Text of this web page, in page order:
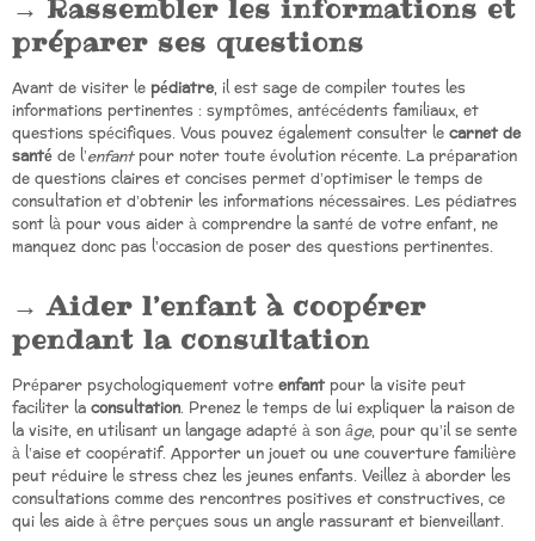
Rassembler les informations et
préparer ses questions
Avant de visiter le pédiatre, il est sage de compiler toutes les
informations pertinentes : symptômes, antécédents familiaux, et
questions spécifiques. Vous pouvez également consulter lecarnet de
santéde l’enfantpour noter toute évolution récente. La préparation
de questions claires et concises permet d’optimiser le temps de
consultation et d’obtenir les informations nécessaires. Les pédiatres
sont là pour vous aider à comprendre la santé de votre enfant, ne
manquez donc pas l’occasion de poser des questions pertinentes.
Aider l’enfant à coopérer
pendant la consultation
Préparer psychologiquement votreenfant pour la visite peut
faciliter laconsultation. Prenez le temps de lui expliquer la raison de
la visite, en utilisant un langage adapté à sonâge, pour qu’il se sente
à l’aise et coopératif. Apporter un jouet ou une couverture familière
peut réduire le stress chez les jeunes enfants. Veillez à aborder les
consultations comme des rencontres positives et constructives, ce
qui les aide à être perçues sous un angle rassurant et bienveillant.